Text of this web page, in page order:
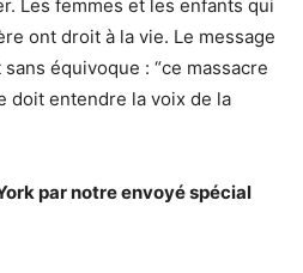
Les femmes et les enfants qui
ont droit à la vie. Le message
équivoque : “ce massacre
doit entendre la voix de la
par notre envoyé spécial